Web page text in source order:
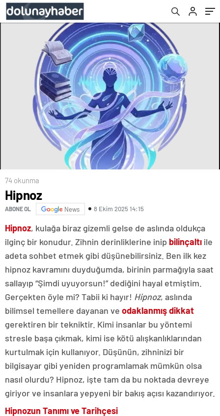
74 okunma
Hipnoz
ABONE OL News 8 Ekim 2025 14:15
Hipnoz, kulağa biraz gizemli gelse de aslında oldukça
ilginç bir konudur. Zihnin derinliklerine inip bilinçaltı ile
adeta sohbet etmek gibi düşünebilirsiniz. Ben ilk kez
hipnoz kavramını duyduğumda, birinin parmağıyla saat
sallayıp “Şimdi uyuyorsun!” dediğini hayal etmiştim.
Gerçekten öyle mi? Tabii ki hayır! Hipnoz, aslında
bilimsel temellere dayanan ve odaklanmış dikkat
gerektiren bir tekniktir. Kimi insanlar bu yöntemi
stresle başa çıkmak, kimi ise kötü alışkanlıklarından
kurtulmak için kullanıyor. Düşünün, zihninizi bir
bilgisayar gibi yeniden programlamak mümkün olsa
nasıl olurdu? Hipnoz, işte tam da bu noktada devreye
giriyor ve insanlara yepyeni bir bakış açısı kazandırıyor.
Hipnozun Tanımı ve Tarihçesi